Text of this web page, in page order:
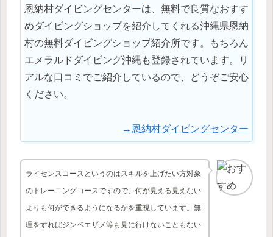
恩納村ダイビングセンターは、無料で良質なおすす
めダイビングショップを紹介してくれる沖縄県恩納
村の無料ダイビングショップ紹介所です。もちろん
エメラルドダイビング沖縄も登録されています。リ
アルな口コミでご紹介しているので、どうぞご安心
ください。
→恩納村ダイビングセンター
ライセンスコースというのはスキルを上げたい方対象
のトレーニングコースですので、何が見える見えない
よりも何ができるようになるかを重視しています。無
理をすればジンベエザメ等も見に行けないこともない